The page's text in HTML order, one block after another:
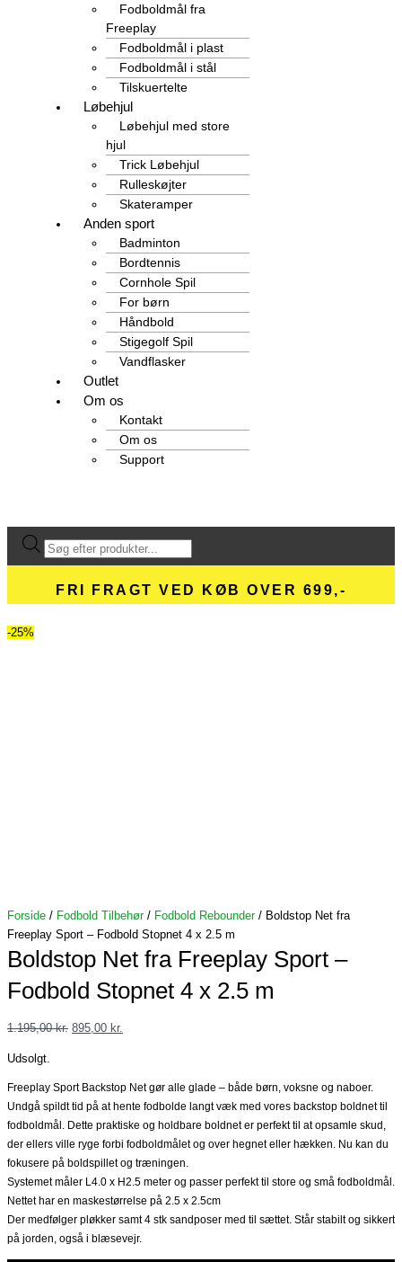
Fodboldmål fra
Freeplay
Fodboldmål i plast
Fodboldmål i stål
Tilskuertelte
Løbehjul
Løbehjul med store
hjul
Trick Løbehjul
Rulleskøjter
Skateramper
Anden sport
Badminton
Bordtennis
Cornhole Spil
For børn
Håndbold
Stigegolf Spil
Vandflasker
Outlet
Om os
Kontakt
Om os
Support
Products
search
FRI FRAGT VED KØB OVER 699,-
-25%
Forside / Fodbold Tilbehør/ Fodbold Rebounder/ Boldstop Net fra
Freeplay Sport – Fodbold Stopnet 4 x 2.5 m
Boldstop Net fra Freeplay Sport –
Fodbold Stopnet 4 x 2.5 m
1.195,00kr. Den
var:
1.195,00 kr..
895,00 kr.
er:
895,00 kr..
Udsolgt.
Freeplay Sport Backstop Net gør alle glade – både børn, voksne og naboer.
Undgå spildt tid på at hente fodbolde langt væk med vores backstop boldnet til
fodboldmål. Dette praktiske og holdbare boldnet er perfekt til at opsamle skud,
der ellers ville ryge forbi fodboldmålet og over hegnet eller hækken. Nu kan du
fokusere på boldspillet og træningen.
Systemet måler L4.0 x H2.5 meter og passer perfekt til store og små fodboldmål.
Nettet har en maskestørrelse på 2.5 x 2.5cm
Der medfølger pløkker samt 4 stk sandposer med til sættet. Står stabilt og sikkert
på jorden, også i blæsevejr.